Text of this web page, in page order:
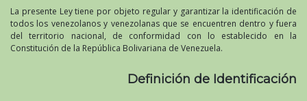
La presente Ley tiene por objeto regular y garantizar la identificación de
todos los venezolanos y venezolanas que se encuentren dentro y fuera
del territorio nacional, de conformidad con lo establecido en la
Constitución de la República Bolivariana de Venezuela.
Definición de Identificación